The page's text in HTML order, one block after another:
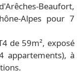
Beaufort,
Alpes pour 7
de 59m², exposé
appartements), à